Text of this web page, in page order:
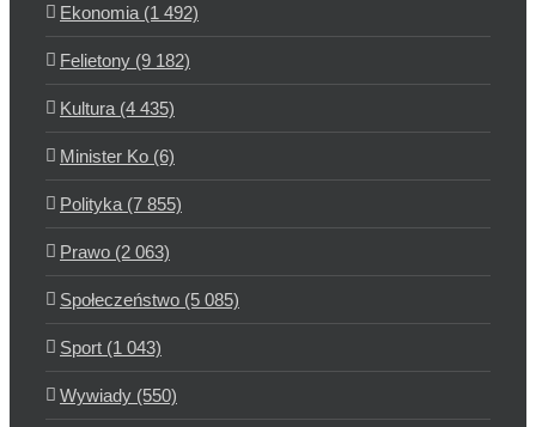
Ekonomia (1 492)
Felietony (9 182)
Kultura (4 435)
Minister Ko (6)
Polityka (7 855)
Prawo (2 063)
Społeczeństwo (5 085)
Sport (1 043)
Wywiady (550)